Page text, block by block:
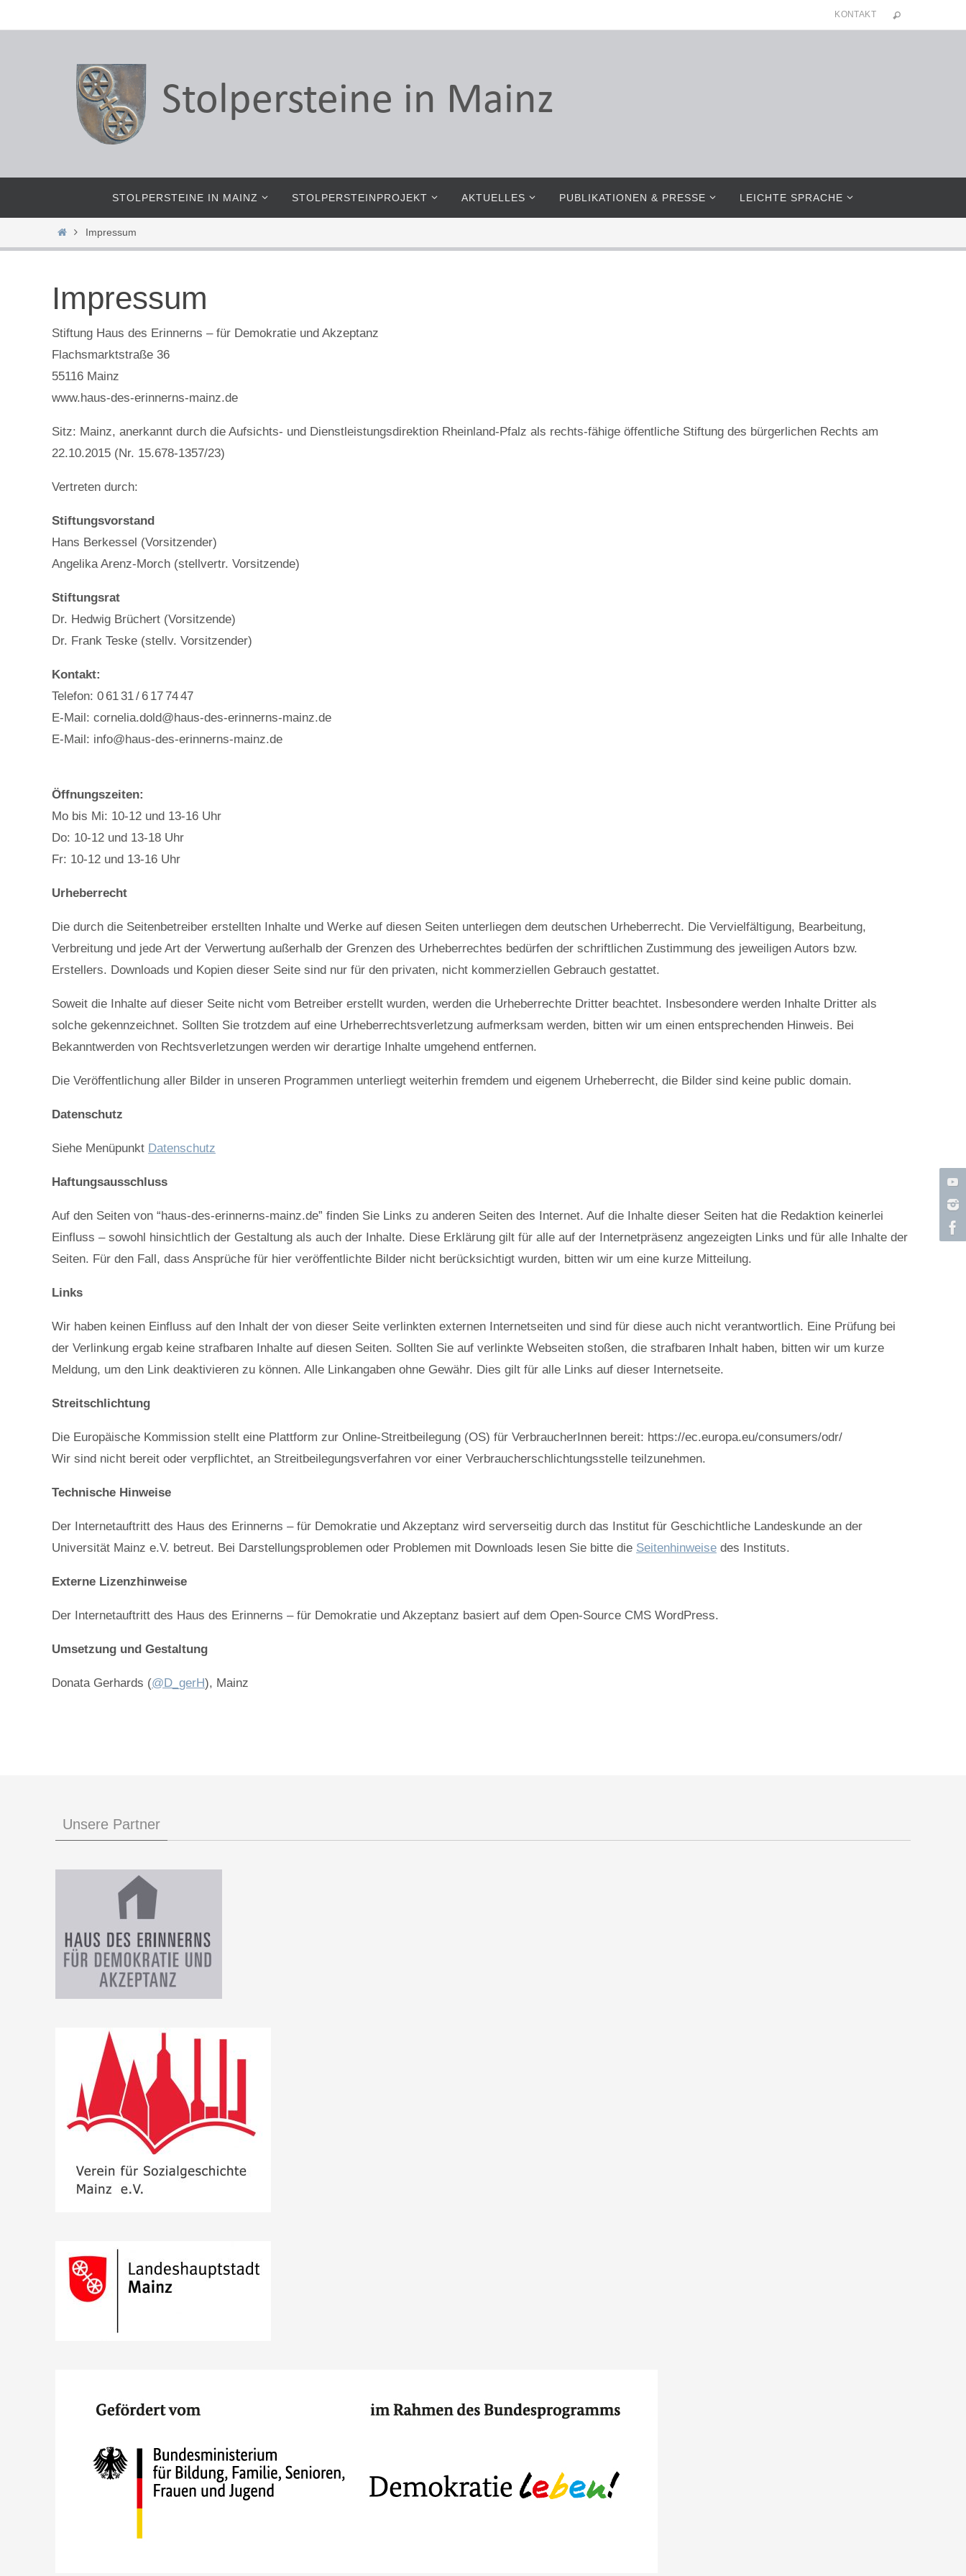
Inhalt
KONTAKT
springen
STOLPERSTEINE IN MAINZ STOLPERSTEINPROJEKT AKTUELLES PUBLIKATIONEN & PRESSE LEICHTE SPRACHE
StartImpressum
Impressum
Stiftung Haus des Erinnerns – für Demokratie und Akzeptanz
Flachsmarktstraße 36
55116 Mainz
www.haus-des-erinnerns-mainz.de
Sitz: Mainz, anerkannt durch die Aufsichts- und Dienstleistungsdirektion Rheinland-Pfalz als rechts-fähige öffentliche Stiftung des bürgerlichen Rechts am
22.10.2015 (Nr. 15.678-1357/23)
Vertreten durch:
Stiftungsvorstand
Hans Berkessel (Vorsitzender)
Angelika Arenz-Morch (stellvertr. Vorsitzende)
Stiftungsrat
Dr. Hedwig Brüchert (Vorsitzende)
Dr. Frank Teske (stellv. Vorsitzender)
Kontakt:
Telefon: 0 61 31 / 6 17 74 47
E-Mail: cornelia.dold@haus-des-erinnerns-mainz.de
E-Mail: info@haus-des-erinnerns-mainz.de
Öffnungszeiten:
Mo bis Mi: 10-12 und 13-16 Uhr
Do: 10-12 und 13-18 Uhr
Fr: 10-12 und 13-16 Uhr
Urheberrecht
Die durch die Seitenbetreiber erstellten Inhalte und Werke auf diesen Seiten unterliegen dem deutschen Urheberrecht. Die Vervielfältigung, Bearbeitung,
Verbreitung und jede Art der Verwertung außerhalb der Grenzen des Urheberrechtes bedürfen der schriftlichen Zustimmung des jeweiligen Autors bzw.
Erstellers. Downloads und Kopien dieser Seite sind nur für den privaten, nicht kommerziellen Gebrauch gestattet.
Soweit die Inhalte auf dieser Seite nicht vom Betreiber erstellt wurden, werden die Urheberrechte Dritter beachtet. Insbesondere werden Inhalte Dritter als
solche gekennzeichnet. Sollten Sie trotzdem auf eine Urheberrechtsverletzung aufmerksam werden, bitten wir um einen entsprechenden Hinweis. Bei
Bekanntwerden von Rechtsverletzungen werden wir derartige Inhalte umgehend entfernen.
Die Veröffentlichung aller Bilder in unseren Programmen unterliegt weiterhin fremdem und eigenem Urheberrecht, die Bilder sind keine public domain.
Datenschutz
Siehe Menüpunkt Datenschutz
Haftungsausschluss
Auf den Seiten von “haus-des-erinnerns-mainz.de” finden Sie Links zu anderen Seiten des Internet. Auf die Inhalte dieser Seiten hat die Redaktion keinerlei
Einfluss – sowohl hinsichtlich der Gestaltung als auch der Inhalte. Diese Erklärung gilt für alle auf der Internetpräsenz angezeigten Links und für alle Inhalte der
Seiten. Für den Fall, dass Ansprüche für hier veröffentlichte Bilder nicht berücksichtigt wurden, bitten wir um eine kurze Mitteilung.
Links
Wir haben keinen Einfluss auf den Inhalt der von dieser Seite verlinkten externen Internetseiten und sind für diese auch nicht verantwortlich. Eine Prüfung bei
der Verlinkung ergab keine strafbaren Inhalte auf diesen Seiten. Sollten Sie auf verlinkte Webseiten stoßen, die strafbaren Inhalt haben, bitten wir um kurze
Meldung, um den Link deaktivieren zu können. Alle Linkangaben ohne Gewähr. Dies gilt für alle Links auf dieser Internetseite.
Streitschlichtung
Die Europäische Kommission stellt eine Plattform zur Online-Streitbeilegung (OS) für VerbraucherInnen bereit: https://ec.europa.eu/consumers/odr/
Wir sind nicht bereit oder verpflichtet, an Streitbeilegungsverfahren vor einer Verbraucherschlichtungsstelle teilzunehmen.
Technische Hinweise
Der Internetauftritt des Haus des Erinnerns – für Demokratie und Akzeptanz wird serverseitig durch das Institut für Geschichtliche Landeskunde an der
Universität Mainz e.V. betreut. Bei Darstellungsproblemen oder Problemen mit Downloads lesen Sie bitte die Seitenhinweise des Instituts.
Externe Lizenzhinweise
Der Internetauftritt des Haus des Erinnerns – für Demokratie und Akzeptanz basiert auf dem Open-Source CMS WordPress.
Umsetzung und Gestaltung
Donata Gerhards (@D_gerH), Mainz
Unsere Partner